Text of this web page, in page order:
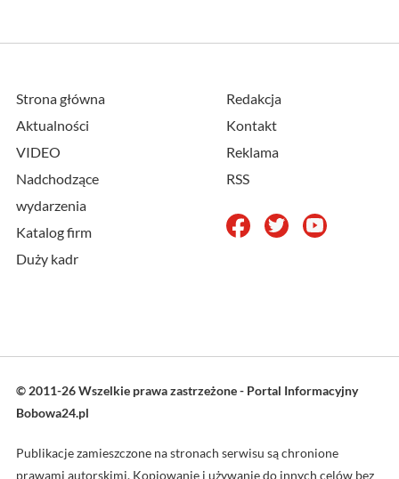
Strona główna
Aktualności
VIDEO
Nadchodzące
wydarzenia
Katalog firm
Duży kadr
Redakcja
Kontakt
Reklama
RSS
© 2011-26 Wszelkie prawa zastrzeżone - Portal Informacyjny
Bobowa24.pl
Publikacje zamieszczone na stronach serwisu są chronione
prawami autorskimi. Kopiowanie i używanie do innych celów bez